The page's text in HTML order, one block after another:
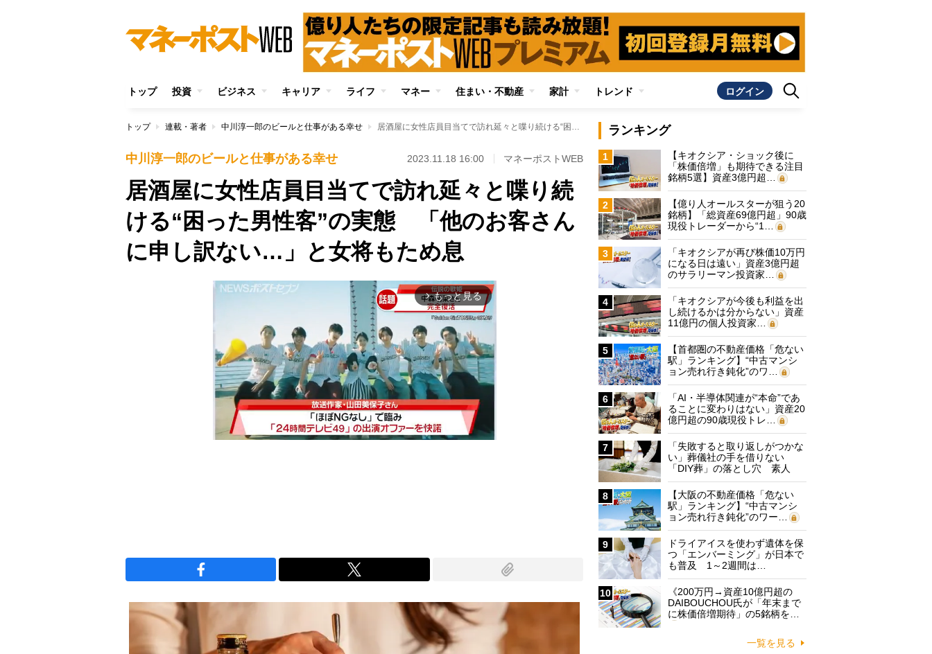
トップ 投資 ビジネス キャリア ライフ マネー 住まい・不動産 家計 トレンド ログイン
トップ 連載・著者 中川淳一郎のビールと仕事がある幸せ 居酒屋に女性店員目当てで訪れ延々と喋り続ける“困った男性客”の実態 「他のお客さんに申し訳ない…」と女将もため息
中川淳一郎のビールと仕事がある幸せ 2023.11.18 16:00 マネーポストWEB
居酒屋に女性店員目当てで訪れ延々と喋り続
ける“困った男性客”の実態 「他のお客さん
に申し訳ない…」と女将もため息
arrow_forward_ios もっと見る
ランキング
1
【キオクシア・ショック後に
「株価倍増」も期待できる注目
銘柄5選】資産3億円超…
2
【億り人オールスターが狙う20
銘柄】「総資産69億円超」90歳
現役トレーダーから“1…
3
「キオクシアが再び株価10万円
になる日は遠い」資産3億円超
のサラリーマン投資家…
4
「キオクシアが今後も利益を出
し続けるかは分からない」資産
11億円の個人投資家…
5
【首都圏の不動産価格「危ない
駅」ランキング】“中古マンシ
ョン売れ行き鈍化”のワ…
6
「AI・半導体関連が“本命”であ
ることに変わりはない」資産20
億円超の90歳現役トレ…
7
「失敗すると取り返しがつかな
い」葬儀社の手を借りない
「DIY葬」の落とし穴 素人
に…
8
【大阪の不動産価格「危ない
駅」ランキング】“中古マンシ
ョン売れ行き鈍化”のワー…
9
ドライアイスを使わず遺体を保
つ「エンバーミング」が日本で
も普及 1～2週間は…
10
《200万円→資産10億円超の
DAIBOUCHOU氏が「年末まで
に株価倍増期待」の5銘柄を…
一覧を見る